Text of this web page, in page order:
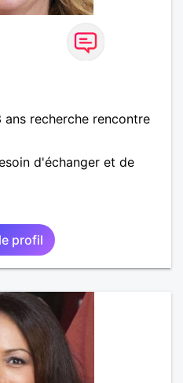
recherche rencontre
d'échanger et de
profil